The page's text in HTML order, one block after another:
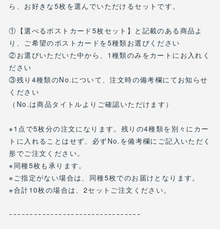
ら、お好きな5枚を選んでいただけるセットです。
①【選べるポストカード5枚セット】と記載のある商品よ
り、ご希望のポストカードを5種類お選びください
②お選びいただいた中から、1種類のみをカートにお入れく
ださい
③残り4種類のNo.について、注文時の備考欄にてお知らせ
ください
（No.は商品タイトルよりご確認いただけます）
※1点で5枚分の注文になります。残りの4種類を別々にカー
トに入れることはせず、必ずNo.を備考欄にご記入いただく
形でご注文ください。
※同種5枚も承ります。
※ご指定がない場合は、同種5枚でのお届けとなります。
※合計10枚の場合は、2セットご注文ください。
ｰｰｰｰｰｰｰｰｰｰｰｰｰｰｰｰｰｰｰｰｰｰｰｰｰｰｰｰｰｰｰｰ